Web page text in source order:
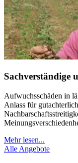
Sachverständige
Aufwuchsschäden in
Anlass für
Mehr lesen...
Alle Angebote